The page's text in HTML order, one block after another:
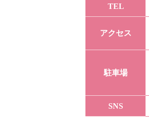
TEL
アクセス
駐車場
SNS